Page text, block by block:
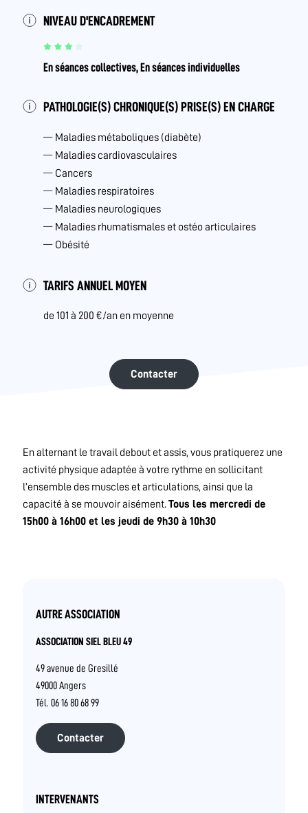
NIVEAU D'ENCADREMENT
En séances collectives, En séances individuelles
PATHOLOGIE(S) CHRONIQUE(S) PRISE(S) EN CHARGE
Maladies métaboliques (diabète)
Maladies cardiovasculaires
Cancers
Maladies respiratoires
Maladies neurologiques
Maladies rhumatismales et ostéo articulaires
Obésité
TARIFS ANNUEL MOYEN
de 101 à 200 €/an en moyenne
Contacter
En alternant le travail debout et assis, vous pratiquerez une
activité physique adaptée à votre rythme en sollicitant
l’ensemble des muscles et articulations, ainsi que la
capacité à se mouvoir aisément.Tous les mercredi de
15h00 à 16h00 et les jeudi de 9h30 à 10h30
AUTRE ASSOCIATION
ASSOCIATION SIEL BLEU 49
49 avenue de Gresillé
49000 Angers
Tél. 06 16 80 68 99
Contacter
INTERVENANTS